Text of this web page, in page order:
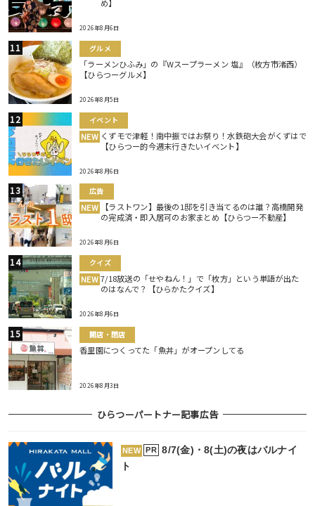
め】
2026年8月6日
グルメ
「ラーメンひふみ」の『Wスープラーメン 塩』（枚方市渚西）
【ひらつーグルメ】
2026年8月5日
イベント
NEW くずモで津軽！南中振ではお祭り！水鉄砲大会がくずはで
【ひらつー的今週末行きたいイベント】
2026年8月6日
広告
NEW
【ラストワン】最後の1邸を引き当てるのは誰？高橋開発
の完成済・即入居可のお家まとめ【ひらつー不動産】
2026年8月6日
クイズ
NEW 7/18放送の「せやねん！」で「枚方」という単語が出た
のはなんで？【ひらかたクイズ】
2026年8月6日
開店・閉店
香里園につくってた「魚丼」がオープンしてる
2026年8月3日
ひらつーパートナー記事広告
NEW PR
8/7(金)・8(土)の夜はバルナイ
ト